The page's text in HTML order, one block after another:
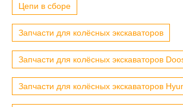
Цепи в сборе
Запчасти для колёсных экскаваторов
Запчасти для колёсных экскаваторов
Запчасти для колёсных экскаваторов